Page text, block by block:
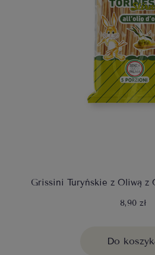
Grissini Turyńskie z Oliwą z
8,90 zł
Do